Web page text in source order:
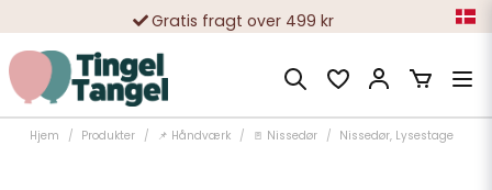
Gratis fragt over 499 kr
10 000-vis af tilfredse kunder
Hjem Produkter 📌 Håndværk 🚪 Nissedør Nissedør, Lysestage